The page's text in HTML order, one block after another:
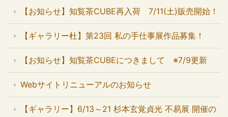
【お知らせ】知覧茶CUBE再入荷 7/11(土)販売開始！
【ギャラリー杜】第23回 私の手仕事展作品募集！
【お知らせ】知覧茶CUBEにつきまして ※7/9更新
Webサイトリニューアルのお知らせ
【ギャラリー】6/13～21 杉本玄覚貞光 不易展 開催の